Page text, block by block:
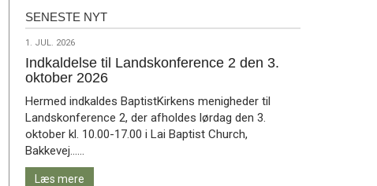
Seneste
SENESTE NYT
1.
jul.
2026
1. JUL. 2026
Indkaldelse til Landskonference 2 den 3.
oktober 2026
Hermed indkaldes BaptistKirkens menigheder til
Landskonference 2, der afholdes lørdag den 3.
oktober kl. 10.00-17.00 i Lai Baptist Church,
Bakkevej……
mere
Læs mere